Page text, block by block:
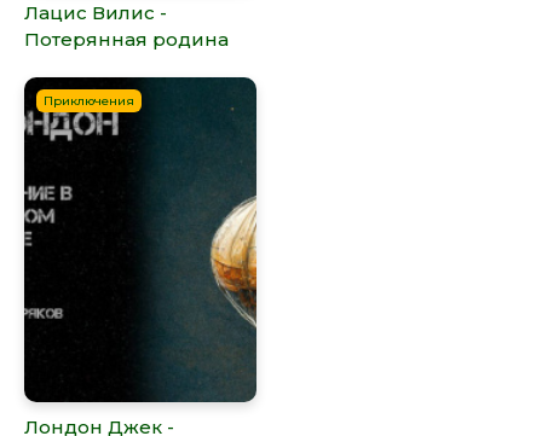
Лацис Вилис -
Потерянная родина
Приключения
Лондон Джек -